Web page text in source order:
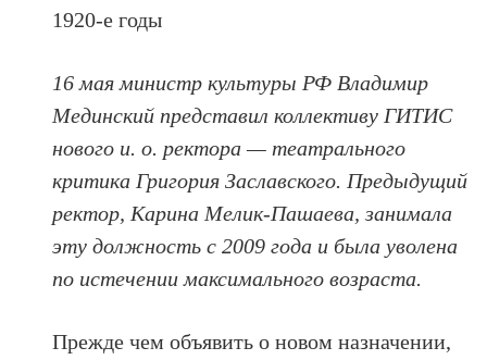
1920-е годы
16 мая министр культуры РФ Владимир
Мединский представил коллективу ГИТИС
нового и. о. ректора — театрального
критика Григория Заславского. Предыдущий
ректор, Карина Мелик-Пашаева, занимала
эту должность с 2009 года и была уволена
по истечении максимального возраста.
Прежде чем объявить о новом назначении,